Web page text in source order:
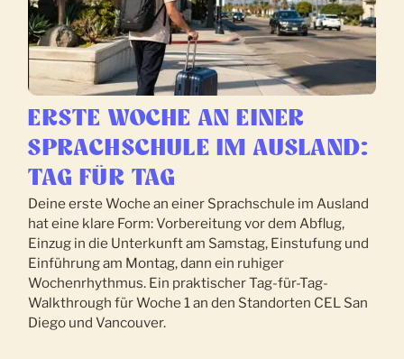
ERSTE WOCHE AN EINER
SPRACHSCHULE IM AUSLAND:
TAG FÜR TAG
Deine erste Woche an einer Sprachschule im Ausland
hat eine klare Form: Vorbereitung vor dem Abflug,
Einzug in die Unterkunft am Samstag, Einstufung und
Einführung am Montag, dann ein ruhiger
Wochenrhythmus. Ein praktischer Tag-für-Tag-
Walkthrough für Woche 1 an den Standorten CEL San
Diego und Vancouver.